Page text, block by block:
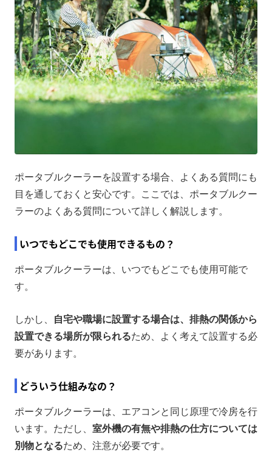
ポータブルクーラーを設置する場合、よくある質問にも
目を通しておくと安心です。ここでは、ポータブルクー
ラーのよくある質問について詳しく解説します。
いつでもどこでも使用できるもの？
ポータブルクーラーは、いつでもどこでも使用可能で
す。
しかし、
自宅や職場に設置する場合は、排熱の関係から
設置できる場所が限られるため、よく考えて設置する必
要があります。
どういう仕組みなの？
ポータブルクーラーは、エアコンと同じ原理で冷房を行
います。ただし、 室外機の有無や排熱の仕方については
別物となるため、注意が必要です。